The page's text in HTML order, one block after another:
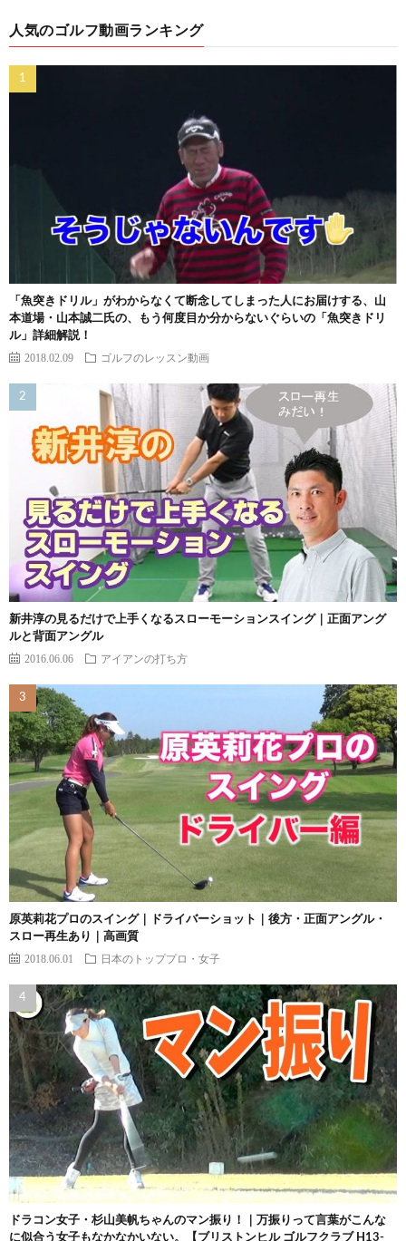
人気のゴルフ動画ランキング
「魚突きドリル」がわからなくて断念してしまった人にお届けする、山
本道場・山本誠二氏の、もう何度目か分からないぐらいの「魚突きドリ
ル」詳細解説！
2018.02.09 ゴルフのレッスン動画
新井淳の見るだけで上手くなるスローモーションスイング｜正面アング
ルと背面アングル
2016.06.06 アイアンの打ち方
原英莉花プロのスイング｜ドライバーショット｜後方・正面アングル・
スロー再生あり｜高画質
2018.06.01 日本のトッププロ・女子
ドラコン女子・杉山美帆ちゃんのマン振り！｜万振りって言葉がこんな
に似合う女子もなかなかいない。【ブリストンヒル ゴルフクラブ H13-